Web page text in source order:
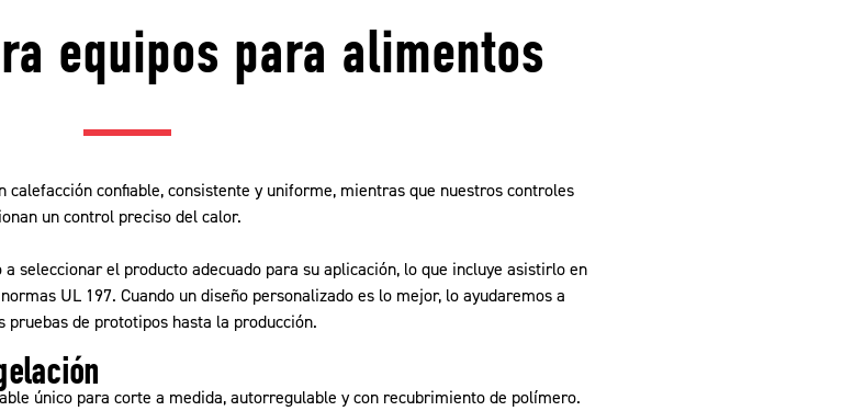
equipos para alimentos
confiable, consistente y uniforme, mientras que nuestros controles
un control preciso del calor.
seleccionar el producto adecuado para su aplicación, lo que incluye asistirlo en
UL 197. Cuando un diseño personalizado es lo mejor, lo ayudaremos a
pruebas de prototipos hasta la producción.
único para corte a medida, autorregulable y con recubrimiento de polímero.